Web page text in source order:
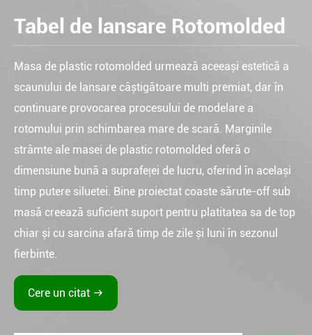
Tabel de lansare Rotomolded
Masa de plastic rotomolded urmează aceeași estetică a
scaunului de lansare câștigătoare multi premiat, dar în
continuare provocarea procesului de modelare a
rotomului prin schimbarea mare de scară. Marginile
strâmte ale masei de plastic rotomolded oferă o
dimensiune bună a suprafeței de lucru, oferind în același
timp putere siluetei. Bine proiectat coaste sărute-off sub
masă creează suficient suport pentru platitatea sa de top
chiar și cu sarcina afară timp de zile și luni în sezonul
fierbinte.
Cere un citat 